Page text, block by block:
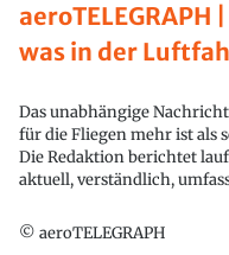
was in der
Das unabhängige
für die Fliegen mehr ist als
Die Redaktion berichtet
aktuell, verständlich,
© aeroTELEGRAPH